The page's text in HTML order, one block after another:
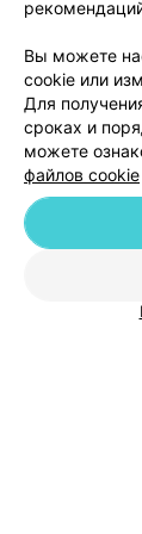
О проекте
Вы можете
cookie или
Для
сроках и
можете
файлов cookie